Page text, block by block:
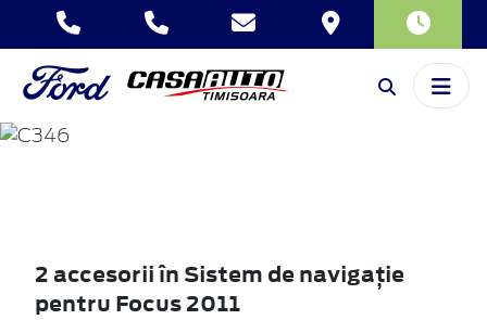
FOCUS
2 accesorii în Sistem de navigaţie
pentru Focus 2011